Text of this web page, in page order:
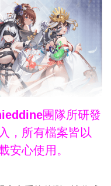
團隊所研發
，所有檔案皆以
安心使用。